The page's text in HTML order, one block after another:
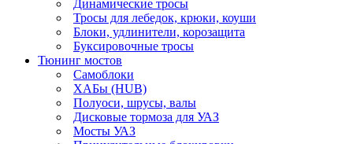
Динамические тросы
Тросы для лебедок, крюки, коуши
Блоки, удлинители, корозащита
Буксировочные тросы
Тюнинг мостов
Самоблоки
ХАБы (HUB)
Полуоси, шрусы, валы
Дисковые тормоза для УАЗ
Мосты УАЗ